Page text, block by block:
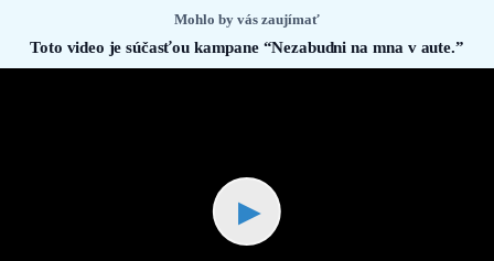
Mohlo by vás zaujímať
Toto video je súčasťou kampane “Nezabudni na mna v aute.”
▶